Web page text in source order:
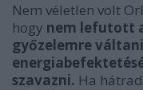
Nem véletlen volt
hogy nem lefutott
győzelemre
szavazni. Ha